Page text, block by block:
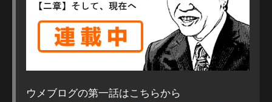
ウメブログの第一話はこちらから